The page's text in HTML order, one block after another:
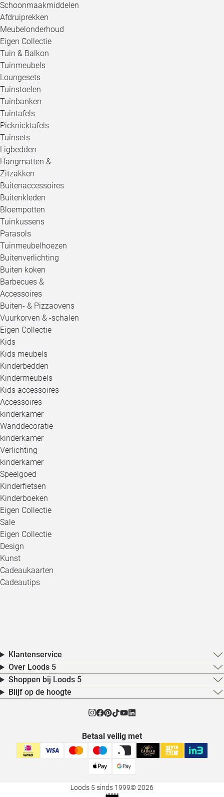
Schoonmaakmiddelen
Afdruiprekken
Meubelonderhoud
Eigen Collectie
Tuin & Balkon
Tuinmeubels
Loungesets
Tuinstoelen
Tuinbanken
Tuintafels
Picknicktafels
Tuinsets
Ligbedden
Hangmatten &
Zitzakken
Buitenaccessoires
Buitenkleden
Bloempotten
Tuinkussens
Parasols
Tuinmeubelhoezen
Buitenverlichting
Buiten koken
Barbecues &
Accessoires
Buiten- & Pizzaovens
Vuurkorven & -schalen
Eigen Collectie
Kids
Kids meubels
Kinderbedden
Kindermeubels
Kids accessoires
Accessoires
kinderkamer
Wanddecoratie
kinderkamer
Verlichting
kinderkamer
Speelgoed
Kinderfietsen
Kinderboeken
Eigen Collectie
Sale
Eigen Collectie
Design
Kunst
Cadeaukaarten
Cadeautips
Klantenservice
Over Loods 5
Shoppen bij Loods 5
Blijf op de hoogte
Betaal veilig met
Loods 5 sinds 1999© 2026